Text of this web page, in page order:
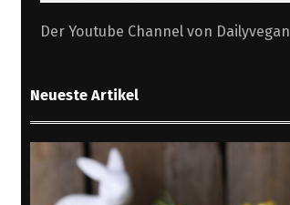
Der Youtube Channel von Dailyvegan
Neueste Artikel